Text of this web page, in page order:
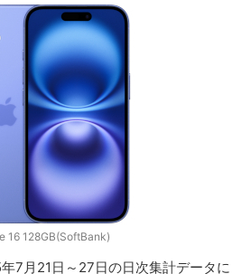
16 128GB(SoftBank)
7月21日～27日の日次集計データに